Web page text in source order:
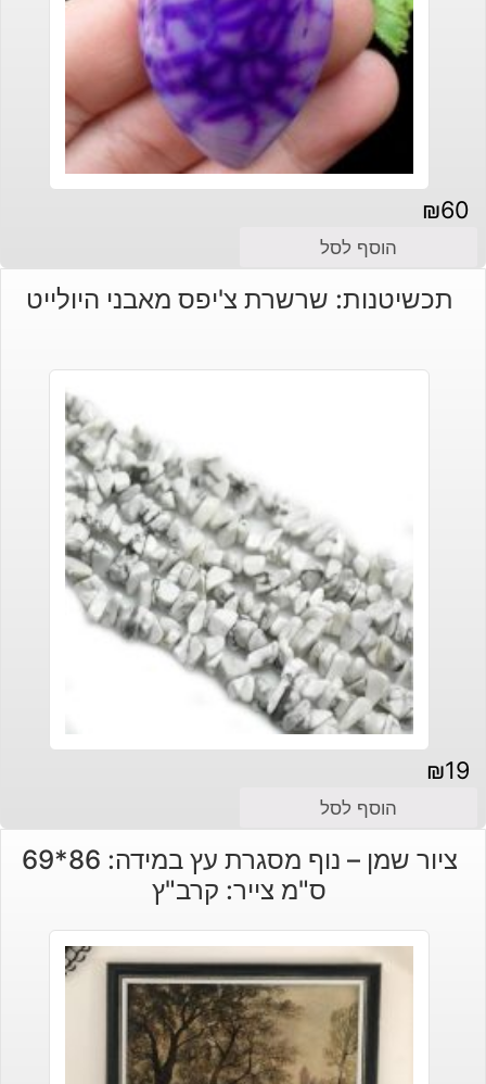
₪60
הוסף לסל
תכשיטנות: שרשרת צ'יפס מאבני היולייט
₪19
הוסף לסל
ציור שמן – נוף מסגרת עץ במידה: 86*69
ס"מ צייר: קרב"ץ